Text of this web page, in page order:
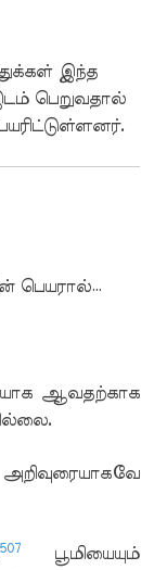
இந்த
பெறுவதால்
பெயரால்…
ஆவதற்காக
507
பூமியையும்